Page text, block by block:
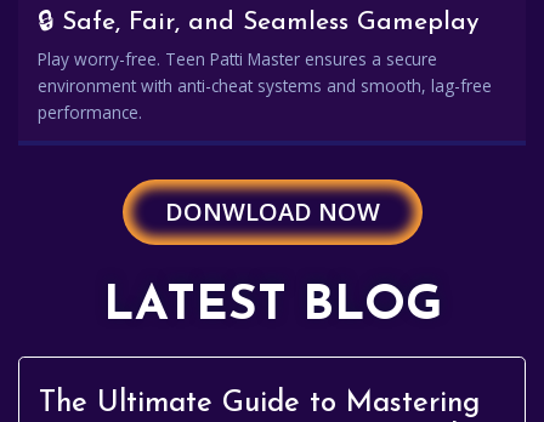
🔒 Safe, Fair, and Seamless Gameplay
Play worry-free. Teen Patti Master ensures a secure
environment with anti-cheat systems and smooth, lag-free
performance.
DONWLOAD NOW
LATEST BLOG
The Ultimate Guide to Mastering